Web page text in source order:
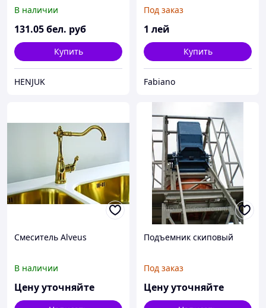
В наличии
131.05бел. руб
Купить
HENJUK
Под заказ
1 лей
Купить
Fabiano
Смеситель Alveus
В наличии
Цену уточняйте
Подъемник скиповый
Под заказ
Цену уточняйте